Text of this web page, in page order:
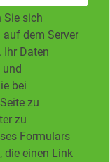
Sie sich
dem Server
Ihr Daten
und
bei
zu
zu
Formulars
die einen Link